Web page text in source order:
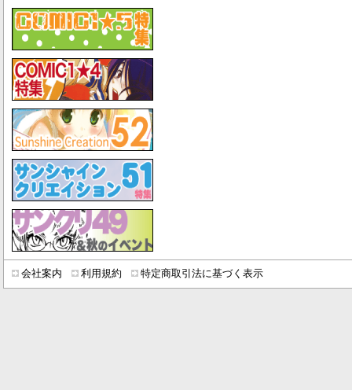
会社案内 利用規約 特定商取引法に基づく表示